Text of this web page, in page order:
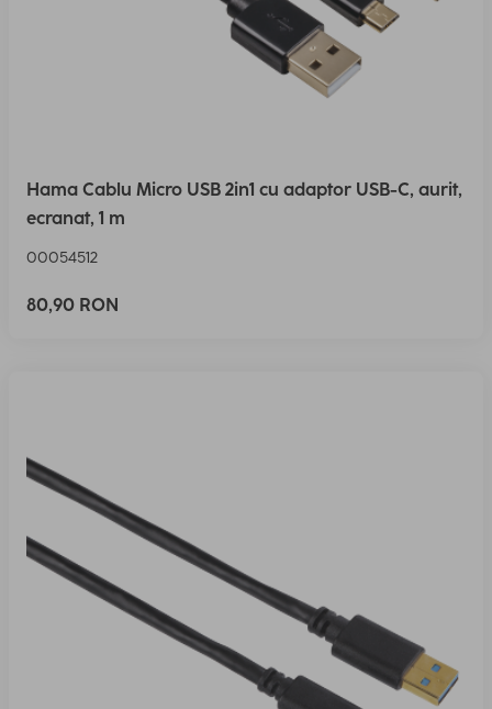
Hama Cablu Micro USB 2in1 cu adaptor USB-C, aurit,
ecranat, 1 m
00054512
80,90 RON